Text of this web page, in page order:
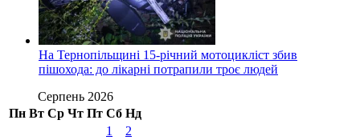
На Тернопільщині 15-річний мотоцикліст збив
пішохода: до лікарні потрапили троє людей
Серпень 2026
Пн Вт Ср Чт Пт Сб Нд
1
2